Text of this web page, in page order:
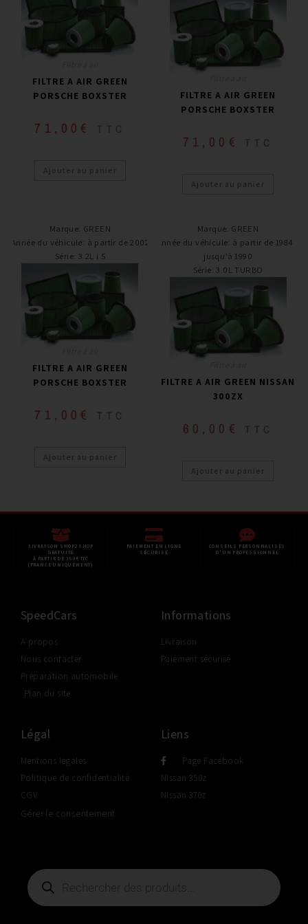
FILTRE A AIR GREEN
PORSCHE BOXSTER
71,00 € TTC
Ajouter au panier
FILTRE A AIR GREEN
PORSCHE BOXSTER
71,00 € TTC
Ajouter au panier
Marque: GREEN
Année du véhicule: à partir de 2002
Série: 3.2L i S
FILTRE A AIR GREEN
PORSCHE BOXSTER
71,00 € TTC
Ajouter au panier
Marque: GREEN
Année du véhicule: à partir de 1984 /
jusqu’à 1990
Série: 3.0L TURBO
FILTRE A AIR GREEN NISSAN
300ZX
60,00 € TTC
Ajouter au panier
LIVRAISON SHOP2SHOP
GRATUITE
À PARTIR DE 350€ TTC
(FRANCE UNIQUEMENT)
PAIEMENT EN LIGNE
SÉCURISÉ
CONSEILS PERSONNALISÉS
D'UN PROFESSIONNEL
SpeedCars
A propos
Nous contacter
Préparation automobile
Plan du site
Informations
Livraison
Paiement sécurisé
Légal
Mentions légales
Politique de confidentialité
CGV
Gérer le consentement
Liens
Page Facebook
Nissan 350z
Nissan 370z